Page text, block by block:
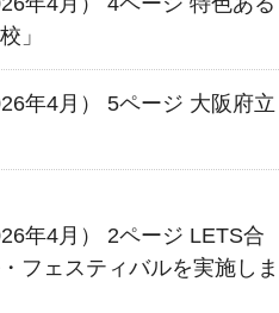
」
年4月） 5ページ 大阪府立
年4月） 2ページ LETS合
フェスティバルを実施しま